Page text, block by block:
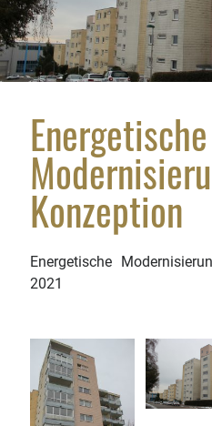
Wir sind für Sie da: In
Alpirsbach, Dorn­stetten,
hinaus.
Energetische
Konzeption
Energetische
2021